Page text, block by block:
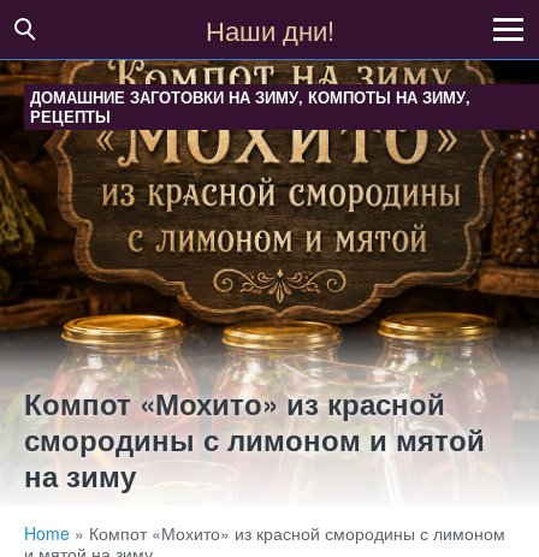
Наши дни!
ДОМАШНИЕ ЗАГОТОВКИ НА ЗИМУ, КОМПОТЫ НА ЗИМУ,
РЕЦЕПТЫ
Компот «Мохито» из красной
смородины с лимоном и мятой
на зиму
Home » Компот «Мохито» из красной смородины с лимоном